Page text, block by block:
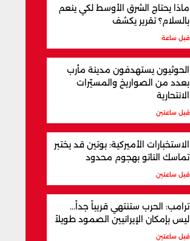
ماذا يحتاج الشرق الأوسط لكي ينعم
بالسلام؟ تقرير يكشف
قبل ساعة
الحوثيون يستهدفون مدينة مأرب
بعدد من الصواريخ والمسيّرات
الانتحارية
قبل ساعتين
الاستخبارات الأميركية: بوتين قد يختبر
تماسك الناتو بهجوم محدود
قبل ساعتين
ترامب: الحرب ستنتهي قريباً جداً...
ليس بإمكان الإيرانيين الصمود طويلاً
قبل ساعتين